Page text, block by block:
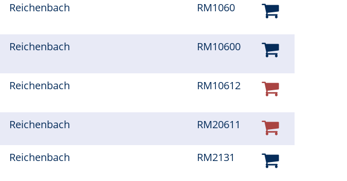
Reichenbach RM1060
Reichenbach RM10600
Reichenbach RM10612
Reichenbach RM20611
Reichenbach RM2131